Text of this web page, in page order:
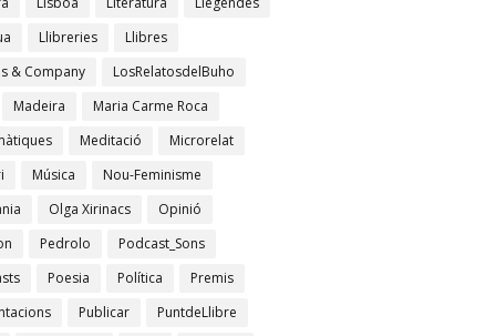
Llibreries
Llibres
& Company
LosRelatosdelBuho
Madeira
Maria Carme Roca
Meditació
Microrelat
Música
Nou-Feminisme
Olga Xirinacs
Opinió
Pedrolo
Podcast_Sons
Poesia Política
Premis
Publicar
PuntdeLlibre